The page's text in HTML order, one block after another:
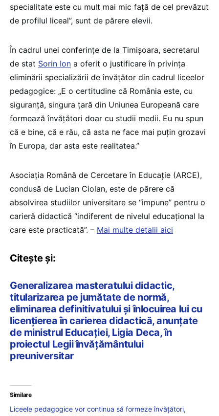
specialitate este cu mult mai mic față de cel prevăzut
de profilul liceal”, sunt de părere elevii.
În cadrul unei conferințe de la Timișoara, secretarul
de stat Sorin Ion a oferit o justificare în privința
eliminării specializării de învățător din cadrul liceelor
pedagogice: „E o certitudine că România este, cu
siguranță, singura țară din Uniunea Europeană care
formează învățători doar cu studii medii. Eu nu spun
că e bine, că e rău, că asta ne face mai puțin grozavi
în Europa, dar asta este realitatea.”
Asociația Română de Cercetare în Educație (ARCE),
condusă de Lucian Ciolan, este de părere că
absolvirea studiilor universitare se “impune” pentru o
carieră didactică “indiferent de nivelul educațional la
care este practicată”. – Mai multe detalii aici
Citește și:
Generalizarea masteratului didactic,
titularizarea pe jumătate de normă,
eliminarea definitivatului și înlocuirea lui cu
licențierea în carierea didactică, anunțate
de ministrul Educației, Ligia Deca, în
proiectul Legii învățământului
preuniversitar
Similare
Liceele pedagogice vor continua să formeze învățători,